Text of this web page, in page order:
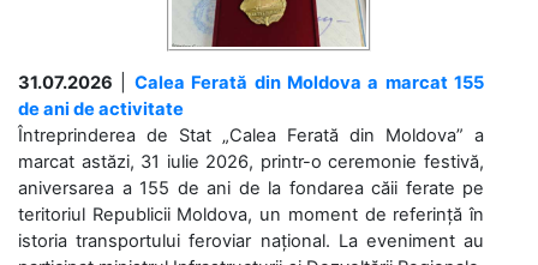
31.07.2026
Calea Ferată din Moldova a marcat 155
de ani de activitate
Întreprinderea de Stat „Calea Ferată din Moldova” a
marcat astăzi, 31 iulie 2026, printr-o ceremonie festivă,
aniversarea a 155 de ani de la fondarea căii ferate pe
teritoriul Republicii Moldova, un moment de referință în
istoria transportului feroviar național. La eveniment au